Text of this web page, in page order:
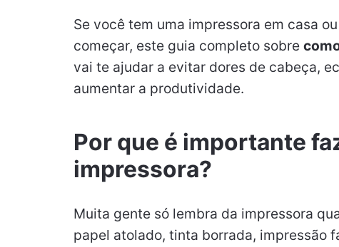
Se você tem uma impressora em casa
começar, este guia completo sobre
vai te ajudar a evitar dores de cabeça,
aumentar a produtividade.
Por que é importante
impressora?
Muita gente só lembra da impressora
papel atolado, tinta borrada, impressão